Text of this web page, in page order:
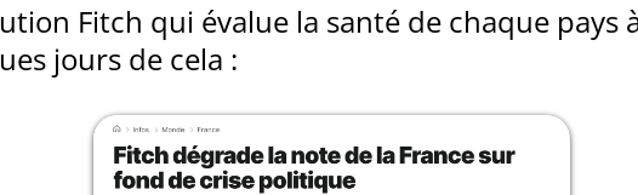
Fitch qui évalue la santé de chaque pays
jours de cela :